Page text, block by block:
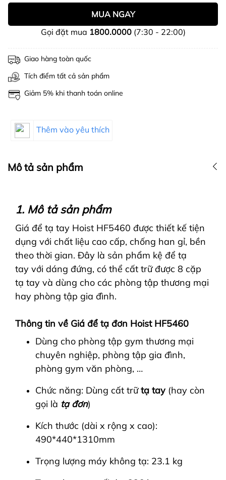
MUA NGAY
Gọi đặt mua 1800.0000(7:30 - 22:00)
Giao hàng toàn quốc
Tích điểm tất cả sản phẩm
Giảm 5% khi thanh toán online
Thêm vào yêu thích
Mô tả sản phẩm
1. Mô tả sản phẩm
Giá để tạ tay Hoist HF5460 được thiết kế tiện
dụng với chất liệu cao cấp, chống han gỉ, bền
theo thời gian. Đây là sản phẩm kệ để tạ
tay với dáng đứng, có thể cất trữ được 8 cặp
tạ tay và dùng cho các phòng tập thương mại
hay phòng tập gia đình.
Thông tin về Giá để tạ đơn Hoist HF5460
Dùng cho phòng tập gym thương mại
chuyên nghiệp, phòng tập gia đình,
phòng gym văn phòng, …
Chức năng: Dùng cất trữtạ tay (hay còn
gọi là tạ đơn)
Kích thước (dài x rộng x cao):
490*440*1310mm
Trọng lượng máy không tạ: 23.1 kg